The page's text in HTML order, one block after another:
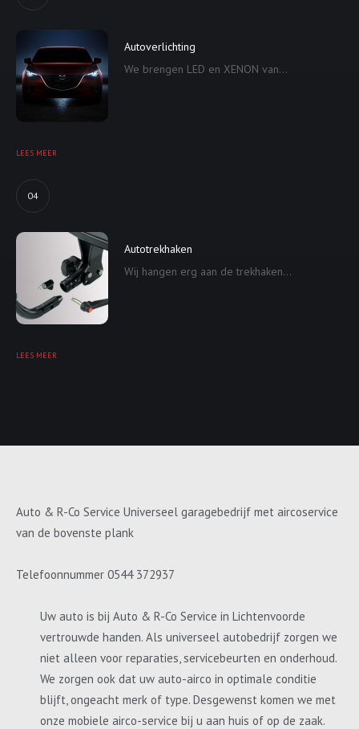
Autoverlichting
We brengen LED en XENON van...
LEES MEER
04
Autotrekhaken
Wij hangen erg aan de trekhaken...
LEES MEER
Auto & R-Co Service Universeel garagebedrijf met aircoservice
van de bovenste plank
Telefoonnummer 0544 372937
Uw auto is bij Auto & R-Co Service in Lichtenvoorde
vertrouwde handen. Als universeel autobedrijf zorgen we
niet alleen voor reparaties, servicebeurten en onderhoud.
We zorgen ook dat uw auto-airco in optimale conditie
blijft, ongeacht merk of type. Desgewenst komen we met
onze mobiele airco-service bij u aan huis of op de zaak.